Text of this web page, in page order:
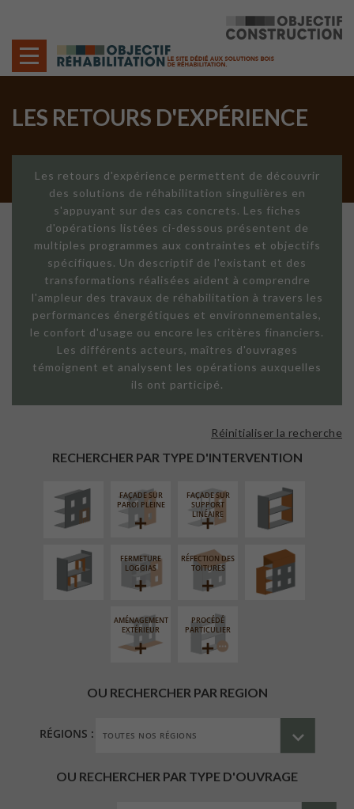
LES RETOURS D'EXPÉRIENCE
Les retours d'expérience permettent de découvrir
des solutions de réhabilitation singulières en
s'appuyant sur des cas concrets. Les fiches
d'opérations listées ci-dessous présentent de
multiples programmes aux contraintes et objectifs
spécifiques. Un descriptif de l'existant et des
transformations réalisées aident à comprendre
l'ampleur des travaux de réhabilitation à travers les
performances énergétiques et environnementales,
le confort d'usage ou encore les critères financiers.
Les différents acteurs, maîtres d'ouvrages
témoignent et analysent les opérations auxquelles
ils ont participé.
RECHERCHER PAR TYPE D'INTERVENTION
Réinitialiser la recherche
EXTÉRIEURE
FAÇADE SUR
PAROI PLEINE
FAÇADE SUR
SUPPORT
LINÉAIRE
ISOLATION
INTÉRIEURE
RÉAMÉNAGEMENT
INTÉRIEUR
FERMETURE
LOGGIAS
RÉFECTION DES
TOITURES
SURÉLÉVATION
EXTENSION
AMÉNAGEMENT
EXTÉRIEUR
PROCÉDÉ
PARTICULIER
OU RECHERCHER PAR REGION
RÉGIONS :
OU RECHERCHER PAR TYPE D'OUVRAGE